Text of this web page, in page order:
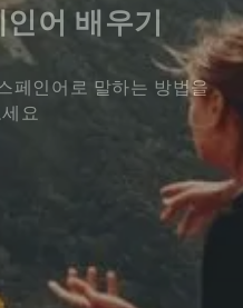
어 배우기
페인어로 말하는 방법을
요